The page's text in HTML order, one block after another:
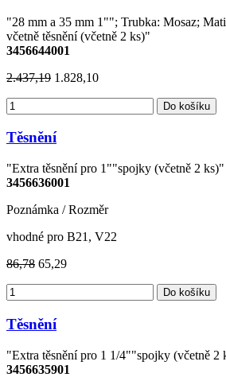
"28 mm a 35 mm 1""; Trubka: Mosaz;
včetně těsnění (včetně 2 ks)"
3456644001
2.437,19 1.828,10
Do košíku
Těsnění
"Extra těsnění pro 1""spojky (včetně 2 ks)"
3456636001
Poznámka / Rozměr
vhodné pro B21, V22
86,78 65,29
Do košíku
Těsnění
"Extra těsnění pro 1 1/4""spojky (včetně 2
3456635901